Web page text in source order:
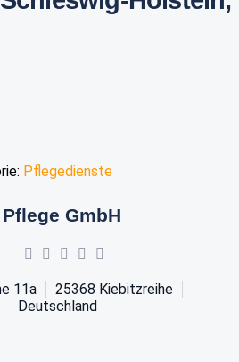
Pflegedienste
GmbH
11a 25368 Kiebitzreihe
Deutschland